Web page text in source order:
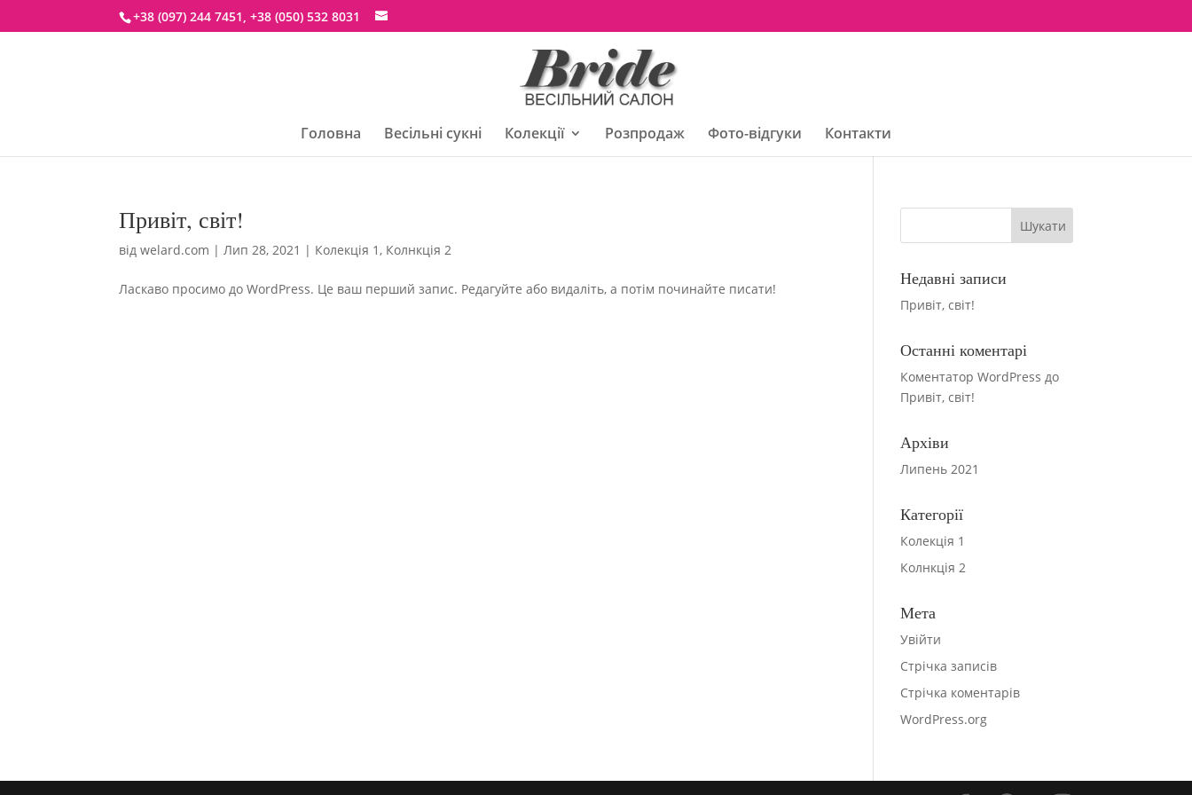
+38 (097) 244 7451, +38 (050) 532 8031
Головна Весільні сукні Колекції Розпродаж Фото-відгуки Контакти
Привіт, світ!
відwelard.com |Лип 28, 2021 | Колекція 1, Колнкція 2
Ласкаво просимо до WordPress. Це ваш перший запис. Редагуйте або видаліть, а потім починайте писати!
Недавні записи
Привіт, світ!
Останні коментарі
Коментатор WordPress до
Привіт, світ!
Архіви
Липень 2021
Категорії
Колекція 1
Колнкція 2
Мета
Увійти
Стрічка записів
Стрічка коментарів
WordPress.org